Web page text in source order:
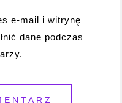
e-mail i witrynę
dane podczas